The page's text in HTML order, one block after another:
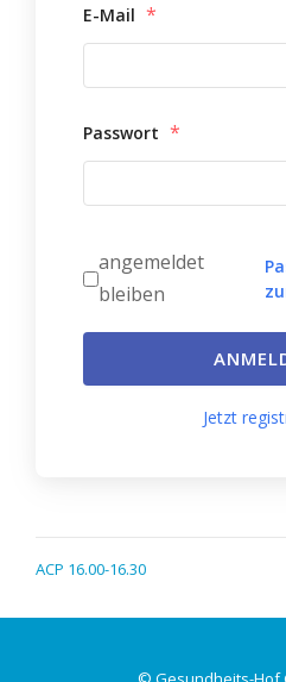
E-Mail *
Passwort *
angemeldet
bleiben
Jetzt
ACP 16.00-16.30